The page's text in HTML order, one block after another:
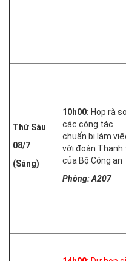
Thứ Sáu
08/7
(Sáng)
10h00: Họp rà
các công tác
chuẩn bị làm
với đoàn Thanh
của Bộ Công an
Phòng: A207